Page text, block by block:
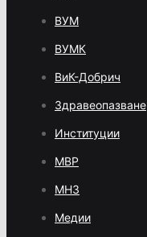
ВУМ
ВУМК
ВиК-Добрич
Здравеопазване
Институции
МВР
МНЗ
Медии